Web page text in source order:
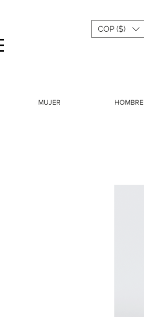
COP ($)
MUJER HOMBRE